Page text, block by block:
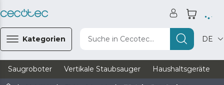
Kategorien Suche in Cecotec... DE
Saugroboter Vertikale Staubsauger Haushaltsgeräte